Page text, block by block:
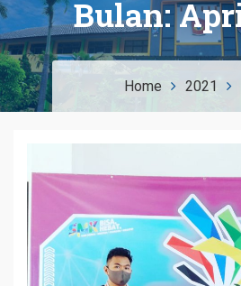
Bulan:
Home 2021